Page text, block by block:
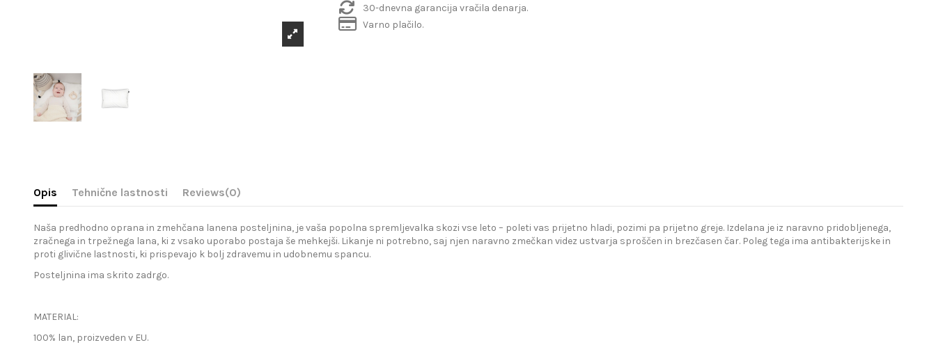
30-dnevna garancija vračila denarja.
Varno plačilo.
Opis Tehnične lastnosti Reviews(0)
Naša predhodno oprana in zmehčana lanena posteljnina, je vaša popolna spremljevalka skozi vse leto – poleti vas prijetno hladi, pozimi pa prijetno greje. Izdelana je iz naravno pridobljenega,
zračnega in trpežnega lana, ki z vsako uporabo postaja še mehkejši. Likanje ni potrebno, saj njen naravno zmečkan videz ustvarja sproščen in brezčasen čar. Poleg tega ima antibakterijske in
proti glivične lastnosti, ki prispevajo k bolj zdravemu in udobnemu spancu.
Posteljnina ima skrito zadrgo.
MATERIAL:
100% lan, proizveden v EU.